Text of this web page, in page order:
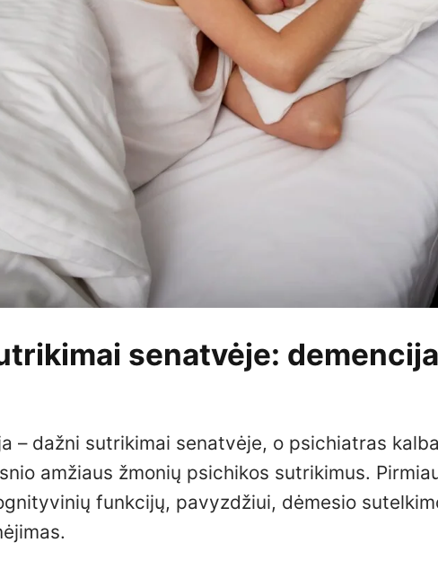
senatvėje:
– dažni sutrikimai senatvėje, o psichiatras
amžiaus žmonių psichikos sutrikimus.
funkcijų, pavyzdžiui, dėmesio